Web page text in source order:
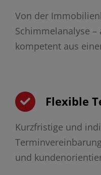
Von der
Schimmelanalyse –
kompetent aus
Flexible
Kurzfristige und
und